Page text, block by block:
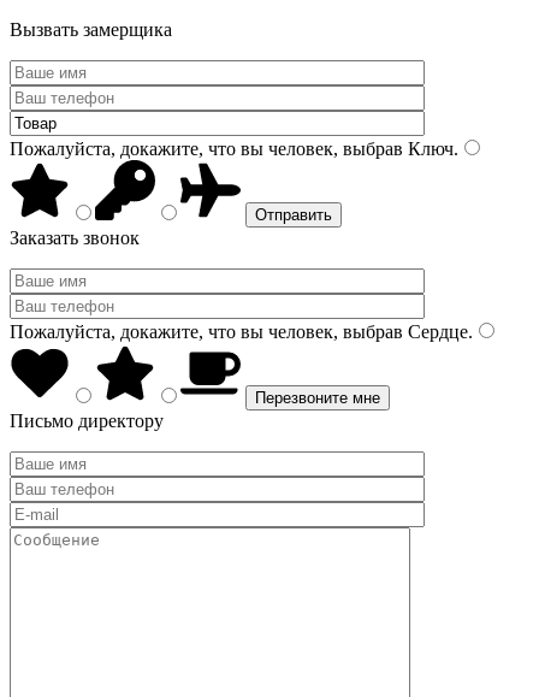
Вызвать замерщика
Пожалуйста, докажите, что вы человек, выбрав Ключ.
Заказать звонок
Пожалуйста, докажите, что вы человек, выбрав Сердце.
Письмо директору